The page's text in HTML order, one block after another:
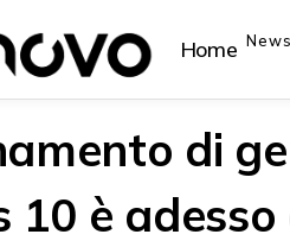
Home News
di
è